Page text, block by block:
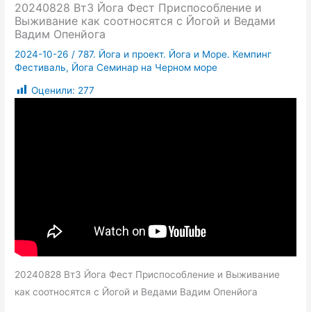
20240828 Вт3 Йога Фест Приспособление и
Выживание как соотносятся с Йогой и Ведами
Вадим Опенйога
2024-10-26 /787. Йога и проект. Йога и Море. Кемпинг
Фестиваль, Йога Семинар на Черном море
Оценили: 277
20240828 Вт3 Йога Фест Приспособление и Выживание
как соотносятся с Йогой и Ведами Вадим Опенйога